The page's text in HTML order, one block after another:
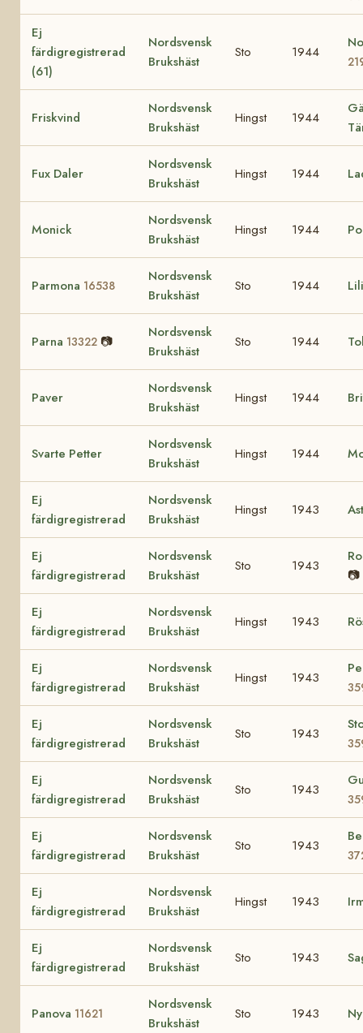
Ej
färdigregistrerad
(61)
Nordsvensk
Brukshäst
Sto 1944
Friskvind
Nordsvensk
Brukshäst
Hingst 1944
Fux Daler
Nordsvensk
Brukshäst
Hingst 1944
Monick
Nordsvensk
Brukshäst
Hingst 1944
Parmona 16538
Nordsvensk
Brukshäst
Sto 1944
Parna 13322 📷
Nordsvensk
Brukshäst
Sto 1944
Paver
Nordsvensk
Brukshäst
Hingst 1944
Svarte Petter
Nordsvensk
Brukshäst
Hingst 1944
Ej
färdigregistrerad
Nordsvensk
Brukshäst
Hingst 1943
Ej
färdigregistrerad
Nordsvensk
Brukshäst
Sto 1943
📷
Ej
färdigregistrerad
Nordsvensk
Brukshäst
Hingst 1943
Ej
färdigregistrerad
Nordsvensk
Brukshäst
Hingst 1943
Ej
färdigregistrerad
Nordsvensk
Brukshäst
Sto 1943
Ej
färdigregistrerad
Nordsvensk
Brukshäst
Sto 1943
Ej
färdigregistrerad
Nordsvensk
Brukshäst
Sto 1943
Ej
färdigregistrerad
Nordsvensk
Brukshäst
Hingst 1943
Ej
färdigregistrerad
Nordsvensk
Brukshäst
Sto 1943
Panova 11621
Nordsvensk
Brukshäst
Sto 1943